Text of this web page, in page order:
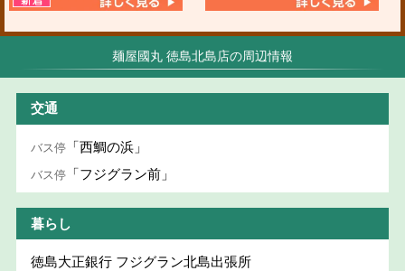
麺屋國丸 徳島北島店の周辺情報
交通
バス停 「西鯛の浜」
バス停 「フジグラン前」
暮らし
徳島大正銀行 フジグラン北島出張所